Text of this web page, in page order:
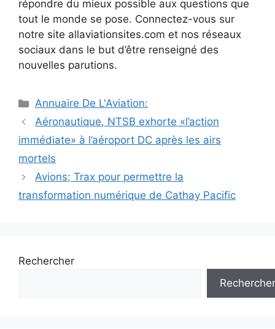
répondre du mieux possible aux questions que
tout le monde se pose. Connectez-vous sur
notre site allaviationsites.com et nos réseaux
sociaux dans le but d’être renseigné des
nouvelles parutions.
Catégories
Annuaire De L'Aviation:
Navigation
des
Aéronautique, NTSB exhorte «l’action
immédiate» à l’aéroport DC après les airs
mortels
Avions; Trax pour permettre la
transformation numérique de Cathay Pacific
Rechercher
Rechercher